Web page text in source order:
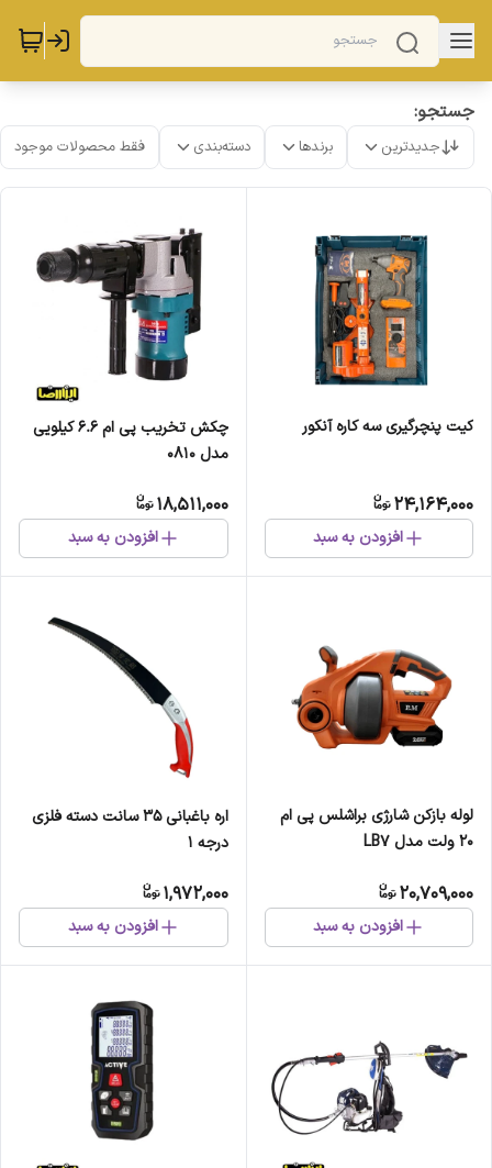
جستجو:
جدیدترین برندها دسته‌بندی فقط محصولات موجود
کیت پنچرگیری سه کاره آنکور
24,164,000
افزودن به سبد
چکش تخریب پی ام 6.6 کیلویی
مدل 0810
18,511,000
افزودن به سبد
لوله بازکن شارژی براشلس پی ام
20 ولت مدل LB7
20,709,000
افزودن به سبد
اره باغبانی 35 سانت دسته فلزی
درجه 1
1,972,000
افزودن به سبد